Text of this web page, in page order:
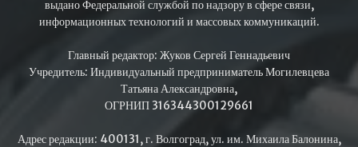
выдано Федеральной службой по надзору в сфере связи,
информационных технологий и массовых коммуникаций.
Главный редактор: Жуков Сергей Геннадьевич
Учредитель: Индивидуальный предприниматель Могилевцева
Татьяна Александровна,
ОГРНИП 316344300129661
Адрес редакции: 400131, г. Волгоград, ул. им. Михаила Балонина,